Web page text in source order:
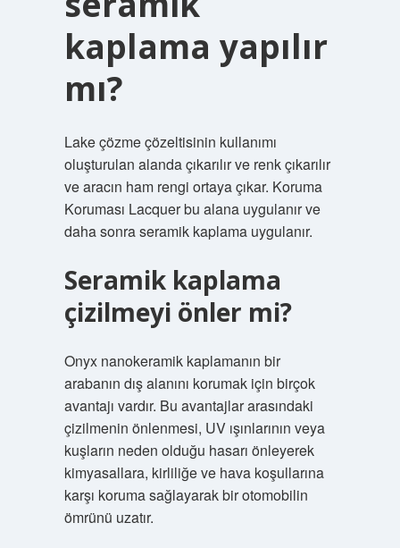
kaplama yapılır
mı?
Lake çözme çözeltisinin kullanımı
oluşturulan alanda çıkarılır ve renk çıkarılır
ve aracın ham rengi ortaya çıkar. Koruma
Koruması Lacquer bu alana uygulanır ve
daha sonra seramik kaplama uygulanır.
Seramik kaplama
çizilmeyi önler mi?
Onyx nanokeramik kaplamanın bir
arabanın dış alanını korumak için birçok
avantajı vardır. Bu avantajlar arasındaki
çizilmenin önlenmesi, UV ışınlarının veya
kuşların neden olduğu hasarı önleyerek
kimyasallara, kirliliğe ve hava koşullarına
karşı koruma sağlayarak bir otomobilin
ömrünü uzatır.